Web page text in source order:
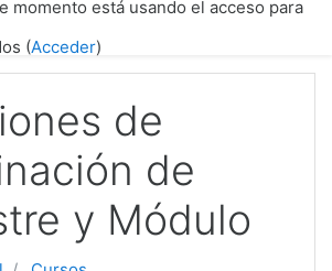
momento está usando el acceso para
(Acceder)
de
de
y Módulo